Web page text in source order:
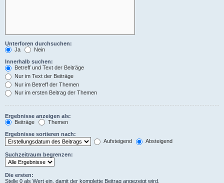
Unterforen durchsuchen:
Ja
Nein
Innerhalb suchen:
Betreff und Text der Beiträge
Nur im Text der Beiträge
Nur im Betreff der Themen
Nur im ersten Beitrag der Themen
Ergebnisse anzeigen als:
Beiträge
Themen
Ergebnisse sortieren nach:
Aufsteigend
Absteigend
Suchzeitraum begrenzen:
Die ersten:
Stelle 0 als Wert ein, damit der komplette Beitrag angezeigt wird.